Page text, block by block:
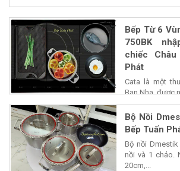
Bếp Từ 6
750BK
chiếc
Phát
Cata là một
Ban Nha, được
Bộ Nồi
Bếp Tuấn
Bộ nồi
nồi và 1 chảo.
20cm,...